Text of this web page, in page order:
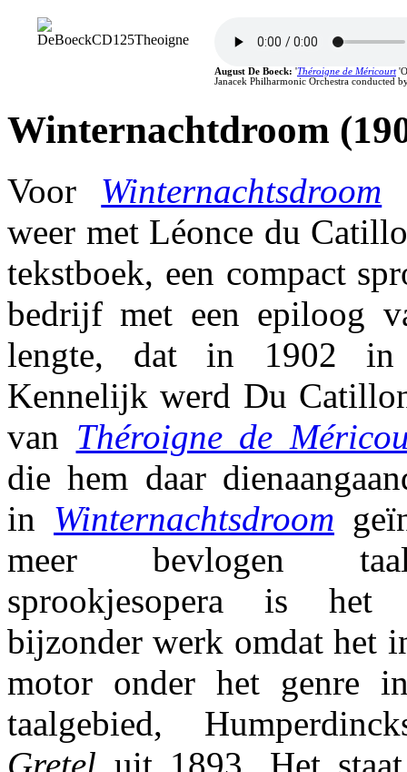
August De Boeck: 'Théroigne de Méricourt
Janacek Philharmonic Orchestra conducted
Winternachtdroom
Voor Winternachtsdroom
weer met Léonce du
tekstboek, een compact
bedrijf met een epiloog
lengte, dat in 1902 in
Kennelijk werd Du
van Théroigne de
die hem daar
in Winternachtsdroom
meer bevlogen
sprookjesopera is het
bijzonder werk omdat het
motor onder het genre
taalgebied,
Gretel uit 1893. Het